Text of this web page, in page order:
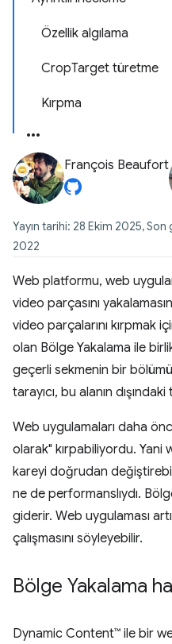
Özellik algılama
CropTarget türetme
Kırpma
François Beaufort
Yayın tarihi: 28 Ekim 2025,
2022
Web platformu, web
video parçasını
video parçalarını kırpmak
olan Bölge Yakalama ile
geçerli sekmenin bir
tarayıcı, bu alanın
Web uygulamaları daha
olarak" kırpabiliyordu. Yani
kareyi doğrudan
ne de performanslıydı.
giderir. Web uygulaması
çalışmasını söyleyebilir.
Bölge Yakalama
Dynamic Content™ ile bir